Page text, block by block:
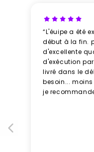
modèles sont
verre
Réduire les
Réutiliser:
“L'éuipe a été
début à la fin.
d'excellente
d'exécution
livré dans le
besoin...
je